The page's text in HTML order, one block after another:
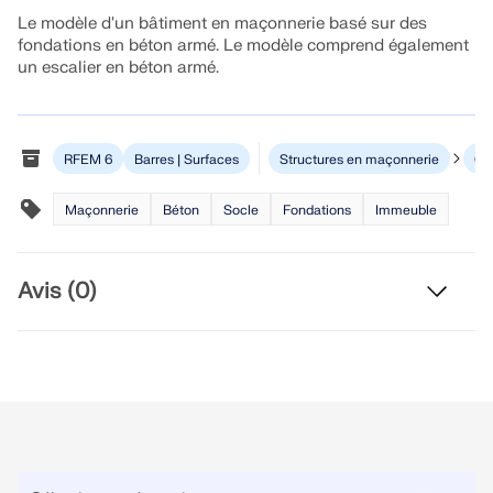
RWIND 3
En savoir plus
API Dlubal
OBTENIR DE L’ASSISTANCE
OBTENIR UNE VERSION GRATUITE
CONTACTER LE SUPPORT
d'ingénierie et faites passer votre carrière à un
niveau supérieur.
Le modèle d'un bâtiment en maçonnerie basé sur des
fondations en béton armé. Le modèle comprend également
un escalier en béton armé.
RFEM 6 Barres | Surfaces Structures en maçonnerie
Maçonnerie Béton Socle Fondations Immeuble
Avis (0)